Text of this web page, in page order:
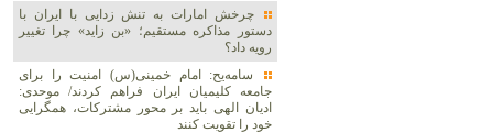
چرخش امارات به تنش زدایی با ایران با
دستور مذاکره مستقیم؛ «بن زاید» چرا تغییر
رویه داد؟
سامه‌یح: امام خمینی(س) امنیت را برای
جامعه کلیمیان ایران فراهم کردند/ موحدی:
ادیان الهی باید بر محور مشترکات، همگرایی
خود را تقویت کنند